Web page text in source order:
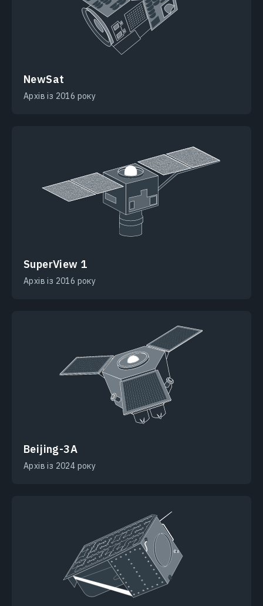
NewSat
Архів із 2016 року
SuperView 1
Архів із 2016 року
Beijing-3A
Архів із 2024 року